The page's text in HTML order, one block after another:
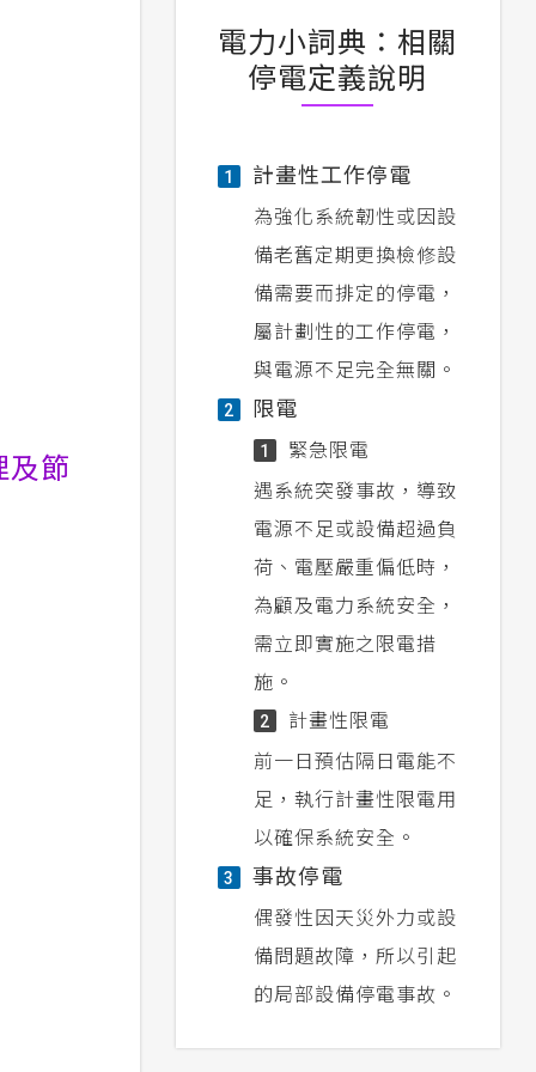
節
電力小詞典：相關
停電定義說明
1 計畫性工作停電
為強化系統韌性或因設
備老舊定期更換檢修設
備需要而排定的停電，
屬計劃性的工作停電，
與電源不足完全無關。
2 限電
1
緊急限電
遇系統突發事故，導致
電源不足或設備超過負
荷、電壓嚴重偏低時，
為顧及電力系統安全，
需立即實施之限電措
施。
2
計畫性限電
前一日預估隔日電能不
足，執行計畫性限電用
以確保系統安全。
3 事故停電
偶發性因天災外力或設
備問題故障，所以引起
的局部設備停電事故。